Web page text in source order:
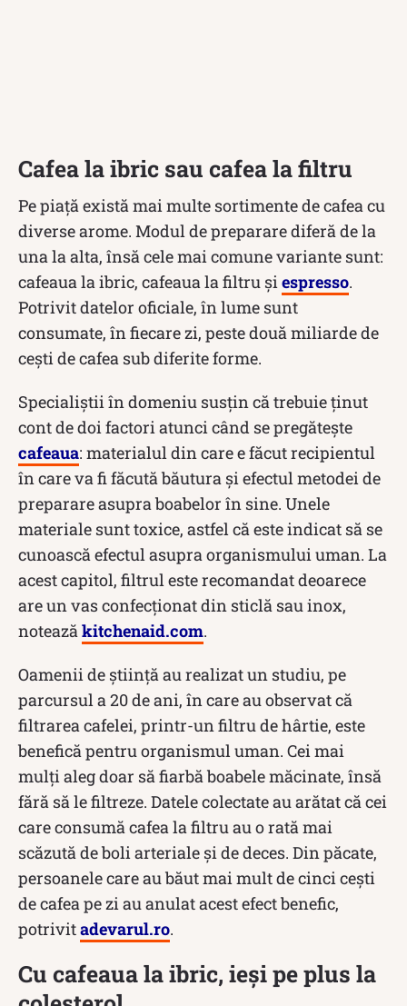
Cafea la ibric sau cafea la filtru
Pe piață există mai multe sortimente de cafea cu
diverse arome. Modul de preparare diferă de la
una la alta, însă cele mai comune variante sunt:
cafeaua la ibric, cafeaua la filtru și espresso.
Potrivit datelor oficiale, în lume sunt
consumate, în fiecare zi, peste două miliarde de
cești de cafea sub diferite forme.
Specialiștii în domeniu susțin că trebuie ținut
cont de doi factori atunci când se pregătește
cafeaua: materialul din care e făcut recipientul
în care va fi făcută băutura și efectul metodei de
preparare asupra boabelor în sine. Unele
materiale sunt toxice, astfel că este indicat să se
cunoască efectul asupra organismului uman. La
acest capitol, filtrul este recomandat deoarece
are un vas confecționat din sticlă sau inox,
notează kitchenaid.com.
Oamenii de știință au realizat un studiu, pe
parcursul a 20 de ani, în care au observat că
filtrarea cafelei, printr-un filtru de hârtie, este
benefică pentru organismul uman. Cei mai
mulți aleg doar să fiarbă boabele măcinate, însă
fără să le filtreze. Datele colectate au arătat că cei
care consumă cafea la filtru au o rată mai
scăzută de boli arteriale și de deces. Din păcate,
persoanele care au băut mai mult de cinci cești
de cafea pe zi au anulat acest efect benefic,
potrivitadevarul.ro.
Cu cafeaua la ibric, ieși pe plus la